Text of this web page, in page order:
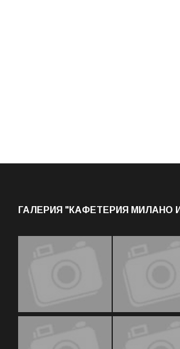
ГАЛЕРИЯ "КАФЕТЕРИЯ МИЛАНО